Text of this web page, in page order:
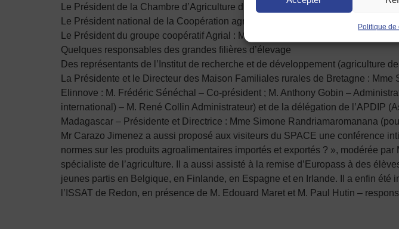
Politique de
Le Président de la Chambre d’Agriculture d’Ille et Vilaine : M. Loïc Guines
Le Président national de la Coopération agricole : M. Dominique Chargé
Le Président du groupe coopératif Agrial : M. Bernard Guillard
Quelques responsables des grandes filières d’élevage
Des représentants de l’Institut de recherche et de développement (agriculture
La Présidente et le Directeur des Maison Familiales rurales de Bretagne :
Elinnove : M. Frédéric Sénéchal – Co-président ; M. Anthony Gobin –
international) – M. René Collin Administrateur) et de la délégation de l’APDIP
Madagascar – Présidente et Directrice : Mme Simone Randriamaromanana
Mr Carazo Jimenez a aussi proposé aux visiteurs du SPACE une conférence
normes sur les produits agroalimentaires importés et exportés ? », modérée
spécialiste de l’agriculture. Il a aussi assisté à la remise d’Europass à des
jeunes partis en Belgique, en Finlande, en Espagne et en Irlande. Il a enfin
l’ISSAT de Redon, en présence de M. Edouard Maret et M. Paul Hutin –